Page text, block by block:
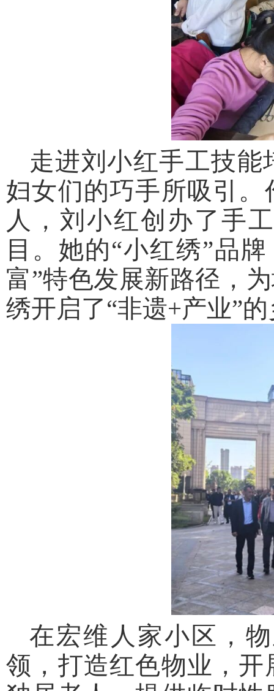
走进刘小红手工技
妇女们的巧手所吸引
人，刘小红创办了手
目。她的“小红绣”品
富”特色发展新路径，
绣开启了“非遗+产业”
在宏维人家小区，
领，打造红色物业，